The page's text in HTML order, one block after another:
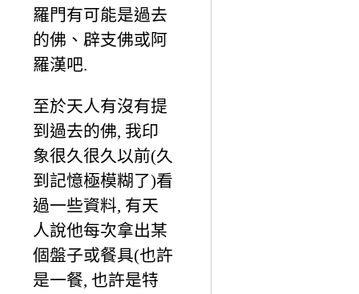
羅門有可能是過去
的佛、辟支佛或阿
羅漢吧.
至於天人有沒有提
到過去的佛, 我印
象很久很久以前(久
到記憶極模糊了)看
過一些資料, 有天
人說他每次拿出某
個盤子或餐具(也許
是一餐, 也許是特